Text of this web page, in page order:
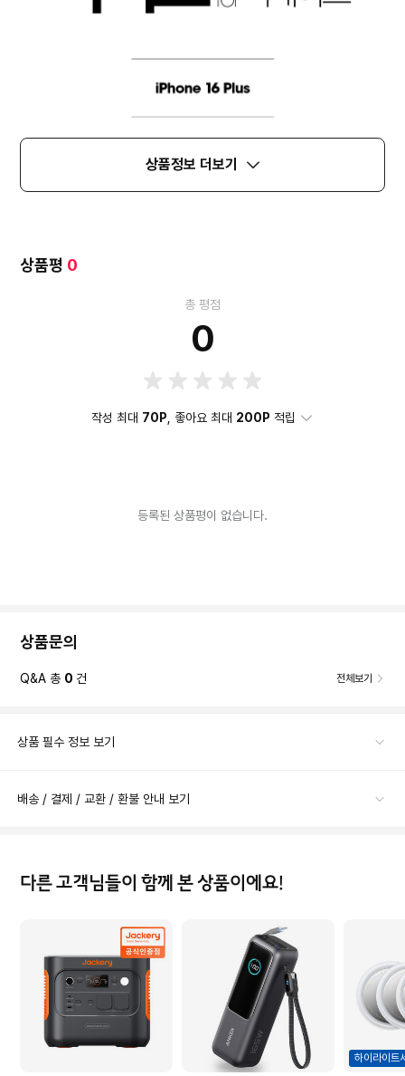
상품정보 더보기
상품평 0
총 평점
0
작성 최대 70P , 좋아요 최대 200P 적립
등록된 상품평이 없습니다.
상품문의
Q&A 총 0 건 전체보기
상품 필수 정보 보기
배송 / 결제 / 교환 / 환불 안내 보기
다른 고객님들이 함께 본 상품이에요!
하이라이트